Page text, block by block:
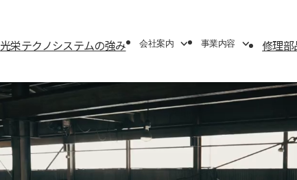
光栄テクノシステムの強み 会社案内
機械・沿革・アクセス
事業内容
事業内容
機械加工
溶接加工
修理